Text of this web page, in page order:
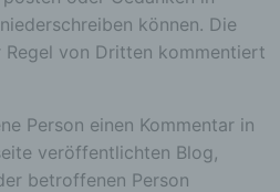
können. Die
von Dritten kommentiert
Person einen Kommentar in
veröffentlichten Blog,
betroffenen Person
Textdateien, welche
auf einem
und gespeichert
Verwendung von Cookies,
in Ihrem Browser
und Server verwenden
enthalten eine sogenannte